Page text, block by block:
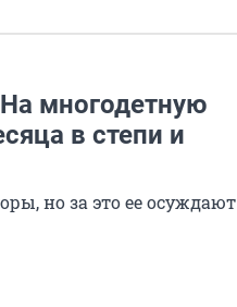
многодетную
в степи и
но за это ее осуждают